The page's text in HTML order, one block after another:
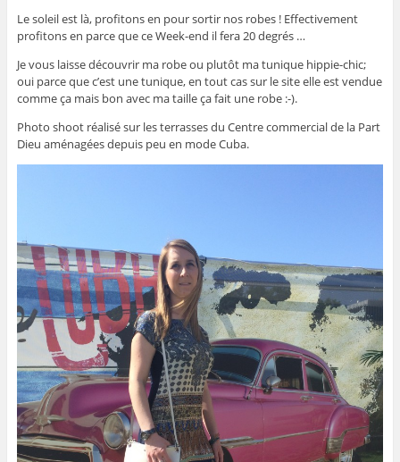
Le soleil est là, profitons en pour sortir nos robes ! Effectivement
profitons en parce que ce Week-end il fera 20 degrés …
Je vous laisse découvrir ma robe ou plutôt ma tunique hippie-chic;
oui parce que c’est une tunique, en tout cas sur le site elle est vendue
comme ça mais bon avec ma taille ça fait une robe :-).
Photo shoot réalisé sur les terrasses du Centre commercial de la Part
Dieu aménagées depuis peu en mode Cuba.